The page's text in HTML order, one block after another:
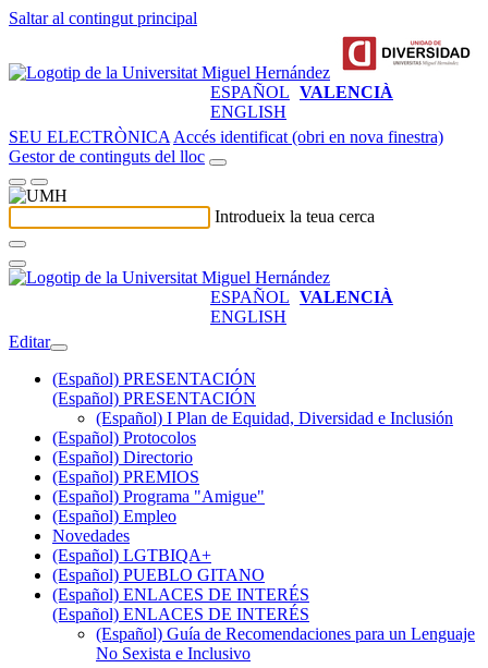
Saltar al contingut principal
ESPAÑOL VALENCIÀ
ENGLISH
SEU ELECTRÒNICA Accés identificat (obri en nova finestra)
Gestor de continguts del lloc
Introdueix la teua cerca
ESPAÑOL VALENCIÀ
ENGLISH
Editar
(Español) PRESENTACIÓN
(Español) PRESENTACIÓN
(Español) I Plan de Equidad, Diversidad e Inclusión
(Español) Protocolos
(Español) Directorio
(Español) PREMIOS
(Español) Programa "Amigue"
(Español) Empleo
Novedades
(Español) LGTBIQA+
(Español) PUEBLO GITANO
(Español) ENLACES DE INTERÉS
(Español) ENLACES DE INTERÉS
(Español) Guía de Recomendaciones para un Lenguaje
No Sexista e Inclusivo